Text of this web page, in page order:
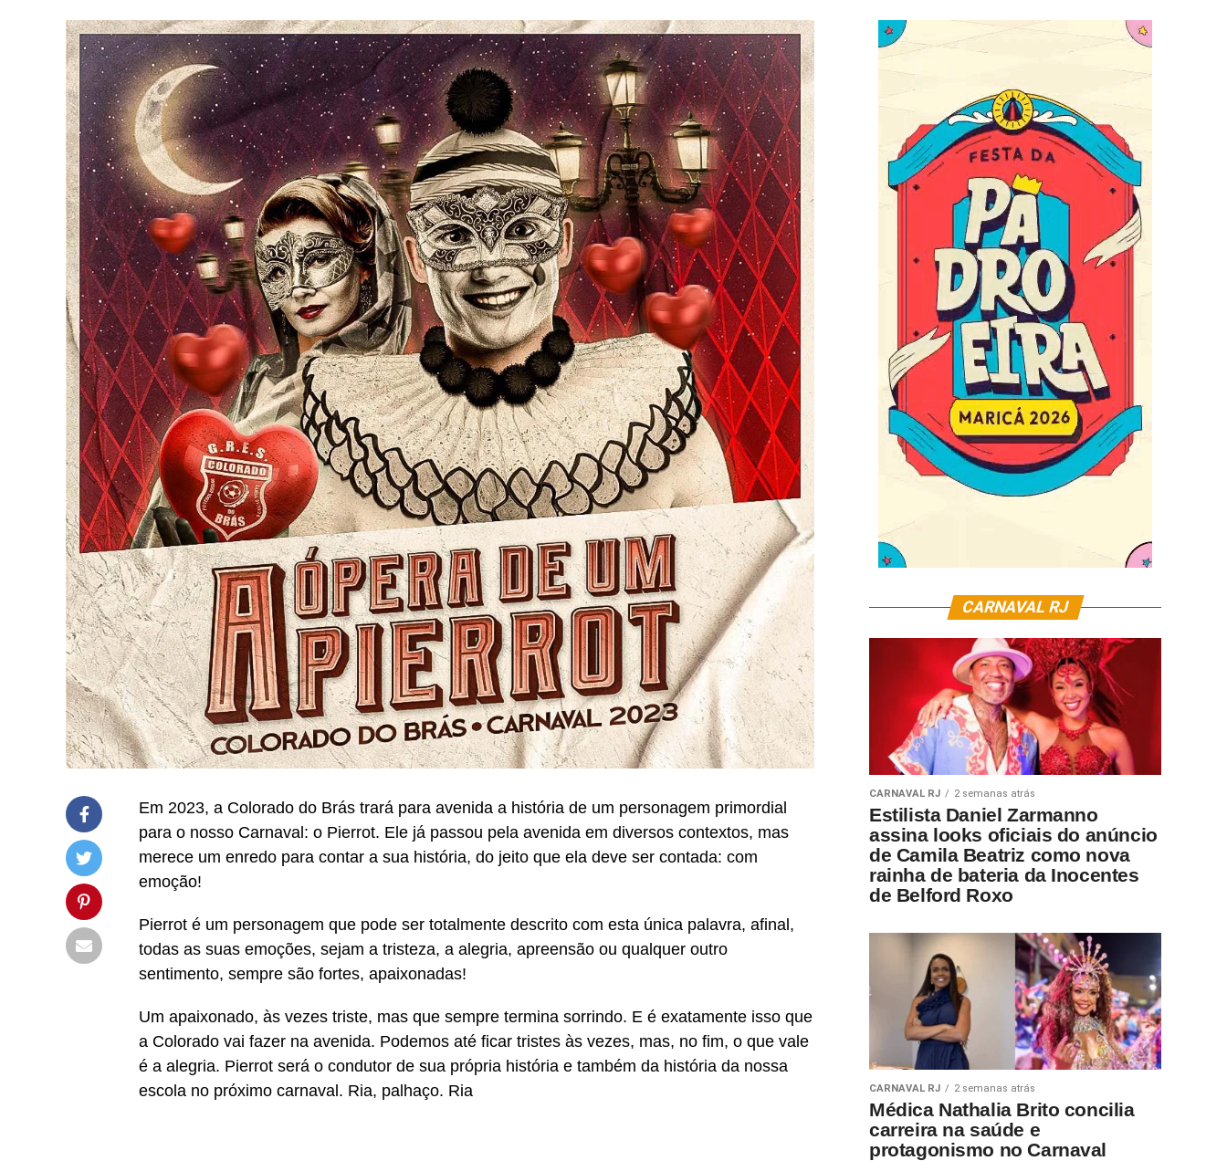
Em 2023, a Colorado do Brás trará para avenida a história de um personagem primordial
para o nosso Carnaval: o Pierrot. Ele já passou pela avenida em diversos contextos, mas
merece um enredo para contar a sua história, do jeito que ela deve ser contada: com
emoção!
Pierrot é um personagem que pode ser totalmente descrito com esta única palavra, afinal,
todas as suas emoções, sejam a tristeza, a alegria, apreensão ou qualquer outro
sentimento, sempre são fortes, apaixonadas!
Um apaixonado, às vezes triste, mas que sempre termina sorrindo. E é exatamente isso que
a Colorado vai fazer na avenida. Podemos até ficar tristes às vezes, mas, no fim, o que vale
é a alegria. Pierrot será o condutor de sua própria história e também da história da nossa
escola no próximo carnaval. Ria, palhaço. Ria
CARNAVAL RJ
CARNAVAL RJ 2 semanas atrás
Estilista Daniel Zarmanno
assina looks oficiais do anúncio
de Camila Beatriz como nova
rainha de bateria da Inocentes
de Belford Roxo
CARNAVAL RJ 2 semanas atrás
Médica Nathalia Brito concilia
carreira na saúde e
protagonismo no Carnaval